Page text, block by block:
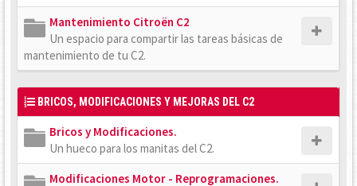
Mantenimiento Citroën C2
Un espacio para compartir las tareas básicas de
mantenimiento de tu C2.
BRICOS, MODIFICACIONES Y MEJORAS DEL C2
Bricos y Modificaciones.
Un hueco para los manitas del C2.
Modificaciones Motor - Reprogramaciones.